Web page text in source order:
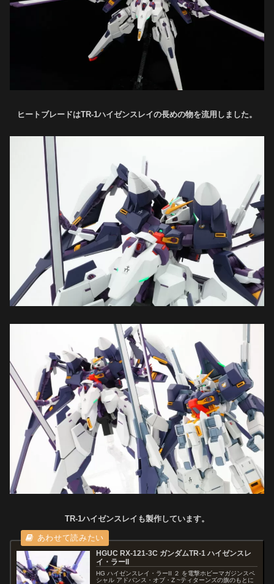
ヒートブレードはTR-1ハイゼンスレイの長めの物を流用しました。
TR-1ハイゼンスレイも製作しています。
HGUC RX-121-3C ガンダムTR-1 ハイゼンスレ
イ・ラーII
HG ハイゼンスレイ・ラーII ２ を電撃ホビーマガジンスペ
シャル アドバンス・オブ・Z ~ティターンズの旗のもとに